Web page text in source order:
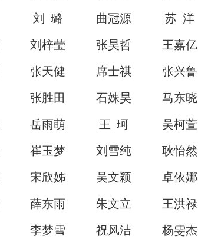
刘 璐 曲冠源 苏 洋
刘梓莹 张昊哲 王嘉亿
张天健 席士祺 张兴鲁
张胜田 石姝昊 马东晓
岳雨萌 王 珂 吴柯萱
崔玉梦 刘雪纯 耿怡然
宋欣姊 吴文颖 卓依娜
薛东雨 朱文立 王洪禄
李梦雪 祝风洁 杨雯杰